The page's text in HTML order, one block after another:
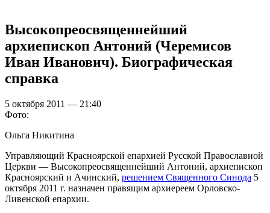
Высокопреосвященнейший
архиепископ Антоний (Черемисов
Иван Иванович). Биографическая
справка
5 октября 2011 — 21:40
Фото:
Ольга Никитина
Управляющий Красноярской епархией Русской Православной
Церкви — Высокопреосвященнейший Антоний, архиепископ
Красноярский и Ачинский, решением Священного Синода 5
октября 2011 г. назначен правящим архиереем Орловско-
Ливенской епархии.